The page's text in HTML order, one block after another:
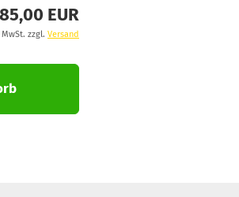
EUR
zzgl. Versand